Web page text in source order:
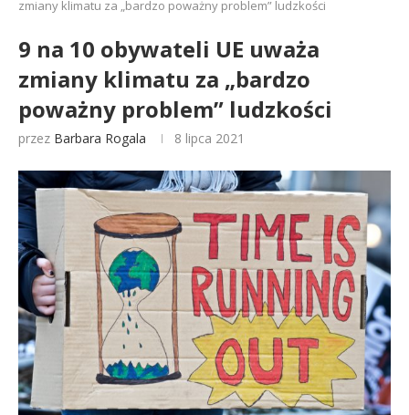
zmiany klimatu za „bardzo poważny problem” ludzkości
9 na 10 obywateli UE uważa
zmiany klimatu za „bardzo
poważny problem” ludzkości
przez Barbara Rogala 8 lipca 2021